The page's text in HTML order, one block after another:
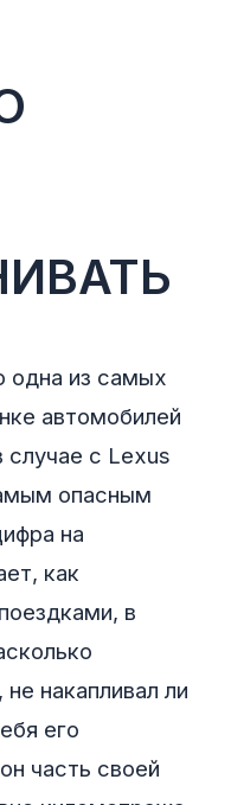
одна из самых
автомобилей
с Lexus
опасным
на
как
в
накапливал ли
его
часть своей